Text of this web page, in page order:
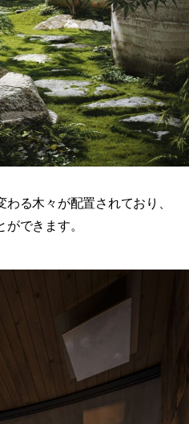
る木々が配置されており、
できます。